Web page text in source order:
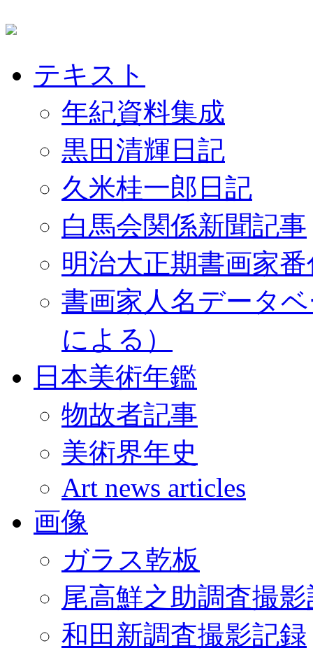
テキスト
年紀資料集成
黒田清輝日記
久米桂一郎日記
白馬会関係新聞記事
明治大正期書画家
書画家人名データ
による）
日本美術年鑑
物故者記事
美術界年史
Art news articles
画像
ガラス乾板
尾高鮮之助調査撮
和田新調査撮影記録